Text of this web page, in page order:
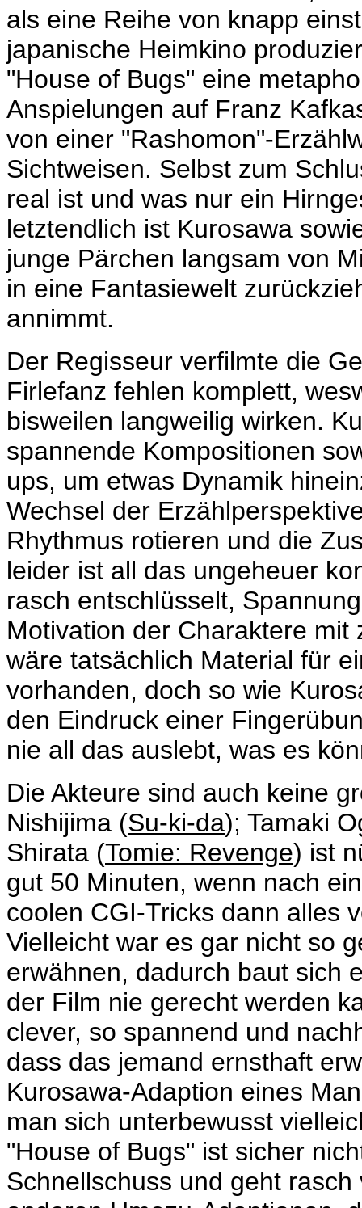
als eine Reihe von knapp
japanische Heimkino
"House of Bugs" eine
Anspielungen auf Franz
von einer "Rashomon"-
Sichtweisen. Selbst zum
real ist und was nur ein
letztendlich ist Kurosawa
junge Pärchen langsam von
in eine Fantasiewelt
annimmt.
Der Regisseur verfilmte die
Firlefanz fehlen komplett,
bisweilen langweilig wirken.
spannende Kompositionen
ups, um etwas Dynamik
Wechsel der
Rhythmus rotieren und die
leider ist all das ungeheuer
rasch entschlüsselt,
Motivation der Charaktere
wäre tatsächlich Material für
vorhanden, doch so wie
den Eindruck einer
nie all das auslebt, was es
Die Akteure sind auch keine
Nishijima (Su-ki-da); Tamaki
Shirata (Tomie: Revenge) ist
gut 50 Minuten, wenn nach
coolen CGI-Tricks dann alles
Vielleicht war es gar nicht so
erwähnen, dadurch baut sich
der Film nie gerecht werden
clever, so spannend und
dass das jemand ernsthaft
Kurosawa-Adaption eines
man sich unterbewusst
"House of Bugs" ist sicher
Schnellschuss und geht